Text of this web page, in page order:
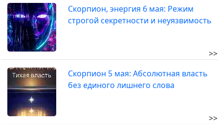
Скорпион, энергия 6 мая: Режим
строгой секретности и неуязвимость
>>
Скорпион 5 мая: Абсолютная власть
без единого лишнего слова
>>